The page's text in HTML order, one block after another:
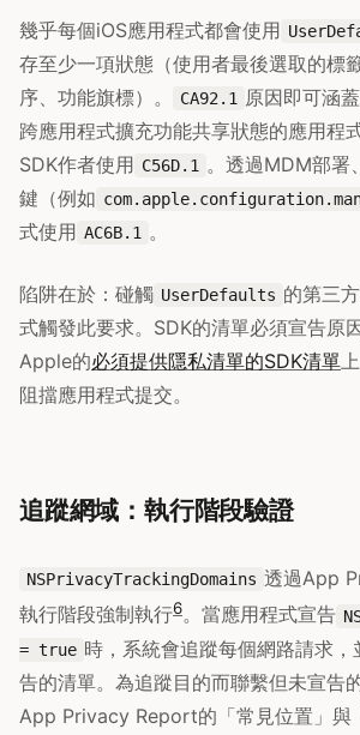
幾乎每個iOS應用程式都會使用
存至少一項狀態（使用者最後選取的標
序、功能旗標）。
CA92.1 原因即可涵
跨應用程式擴充功能共享狀態的應用程
SDK作者使用 C56D.1 。透過MDM部署
鍵（例如
式使用 AC6B.1 。
陷阱在於：碰觸 UserDefaults 的第三
式觸發此要求。SDK的清單必須宣告原
Apple的必須提供隱私清單的SDK清單
阻擋應用程式提交。
追蹤網域：執行階段驗證
NSPrivacyTrackingDomains 透過App
執行階段強制執行6。當應用程式宣告
= true 時，系統會追蹤每個網路請求，
告的清單。為追蹤目的而聯繫但未宣告
App Privacy Report的「常見位置」與